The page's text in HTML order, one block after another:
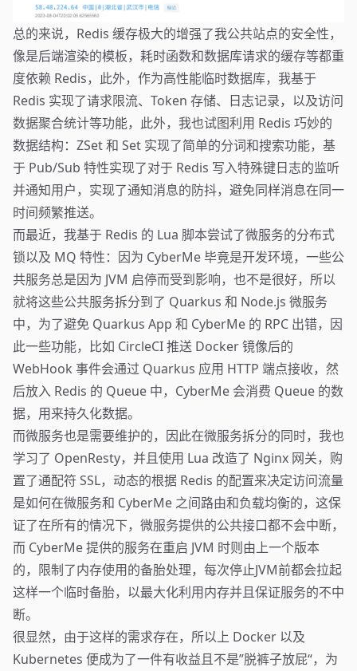
总的来说，Redis 缓存极大的增强了我公共站点的安全性，
像是后端渲染的模板，耗时函数和数据库请求的缓存等都重
度依赖 Redis，此外，作为高性能临时数据库，我基于
Redis 实现了请求限流、Token 存储、日志记录，以及访问
数据聚合统计等功能，此外，我也试图利用 Redis 巧妙的
数据结构：ZSet 和 Set 实现了简单的分词和搜索功能，基
于 Pub/Sub 特性实现了对于 Redis 写入特殊键日志的监听
并通知用户，实现了通知消息的防抖，避免同样消息在同一
时间频繁推送。
而最近，我基于 Redis 的 Lua 脚本尝试了微服务的分布式
锁以及 MQ 特性：因为 CyberMe 毕竟是开发环境，一些公
共服务总是因为 JVM 启停而受到影响，也不是很好，所以
就将这些公共服务拆分到了 Quarkus 和 Node.js 微服务
中，为了避免 Quarkus App 和 CyberMe 的 RPC 出错，因
此一些功能，比如 CircleCI 推送 Docker 镜像后的
WebHook 事件会通过 Quarkus 应用 HTTP 端点接收，然
后放入 Redis 的 Queue 中，CyberMe 会消费 Queue 的数
据，用来持久化数据。
而微服务也是需要维护的，因此在微服务拆分的同时，我也
学习了 OpenResty，并且使用 Lua 改造了 Nginx 网关，购
置了通配符 SSL，动态的根据 Redis 的配置来决定访问流量
是如何在微服务和 CyberMe 之间路由和负载均衡的，这保
证了在所有的情况下，微服务提供的公共接口都不会中断，
而 CyberMe 提供的服务在重启 JVM 时则由上一个版本
的，限制了内存使用的备胎处理，每次停止JVM前都会拉起
这样一个临时备胎，以最大化利用内存并且保证服务的不中
断。
很显然，由于这样的需求存在，所以上 Docker 以及
Kubernetes 便成为了一件有收益且不是”脱裤子放屁“，为